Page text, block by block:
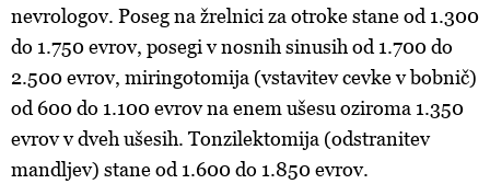
nevrologov. Poseg na žrelnici za otroke stane od 1.300
do 1.750 evrov, posegi v nosnih sinusih od 1.700 do
2.500 evrov, miringotomija (vstavitev cevke v bobnič)
od 600 do 1.100 evrov na enem ušesu oziroma 1.350
evrov v dveh ušesih. Tonzilektomija (odstranitev
mandljev) stane od 1.600 do 1.850 evrov.